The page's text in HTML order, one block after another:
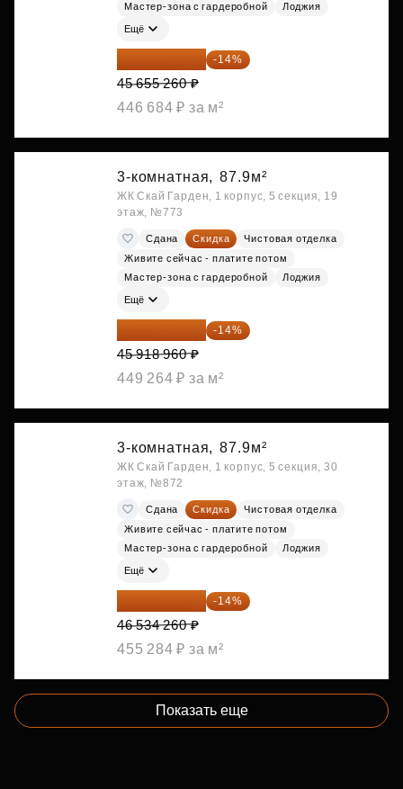
Мастер-зона с гардеробной
Лоджия
Ещё
39 263 524 ₽ -14%
45 655 260 ₽
446 684 ₽ за м²
3-комнатная, 87.9м²
ЖК Скай Гарден, 1 корпус, 5 секция, 19
этаж, №773
Сдана Скидка
Чистовая отделка
Живите сейчас - платите потом
Мастер-зона с гардеробной
Лоджия
Ещё
39 490 306 ₽ -14%
45 918 960 ₽
449 264 ₽ за м²
3-комнатная, 87.9м²
ЖК Скай Гарден, 1 корпус, 5 секция, 30
этаж, №872
Сдана Скидка
Чистовая отделка
Живите сейчас - платите потом
Мастер-зона с гардеробной
Лоджия
Ещё
40 019 464 ₽ -14%
46 534 260 ₽
455 284 ₽ за м²
Показать еще